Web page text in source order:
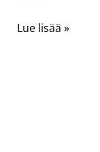
Neulojan
Lue lisää »